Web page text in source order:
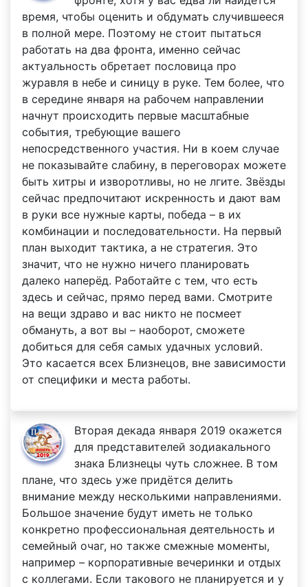
время, чтобы оценить и обдумать случившееся
в полной мере. Поэтому не стоит пытаться
работать на два фронта, именно сейчас
актуальность обретает пословица про
журавля в небе и синицу в руке. Тем более, что
в середине января на рабочем направлении
начнут происходить первые масштабные
события, требующие вашего
непосредственного участия. Ни в коем случае
не показывайте слабину, в переговорах можете
быть хитры и изворотливы, но не лгите. Звёзды
сейчас предпочитают искренность и дают вам
в руки все нужные карты, победа – в их
комбинации и последовательности. На первый
план выходит тактика, а не стратегия. Это
значит, что не нужно ничего планировать
далеко наперёд. Работайте с тем, что есть
здесь и сейчас, прямо перед вами. Смотрите
на вещи здраво и вас никто не посмеет
обмануть, а вот вы – наоборот, сможете
добиться для себя самых удачных условий.
Это касается всех Близнецов, вне зависимости
от специфики и места работы.
Вторая декада января 2019 окажется
для представителей зодиакального
знака Близнецы чуть сложнее. В том
плане, что здесь уже придётся делить
внимание между несколькими направлениями.
Большое значение будут иметь не только
конкретно профессиональная деятельность и
семейный очаг, но также смежные моменты,
например – корпоративные вечеринки и отдых
с коллегами. Если такового не планируется и у